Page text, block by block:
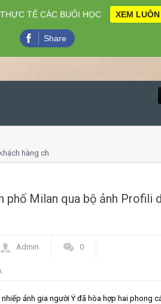
chuyên nghiệp
phố Milan qua bộ ảnh Profili
Admin 0
ảnh gia người Ý đã hòa hợp hai phong
TẾ CÁC BUỔI HỌC XEM LUÔN
Share